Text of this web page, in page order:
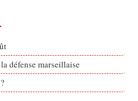
défense marseillaise